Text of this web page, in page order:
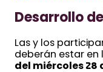
Desarrollo
Las y los
deberán estar en
del miércoles 28